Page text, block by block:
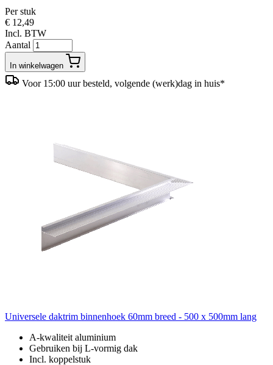
Per stuk
€ 12,49
Incl. BTW
Aantal
In winkelwagen
Voor 15:00 uur besteld, volgende (werk)dag in huis*
Universele daktrim binnenhoek 60mm breed - 500 x 500mm lang
A-kwaliteit aluminium
Gebruiken bij L-vormig dak
Incl. koppelstuk